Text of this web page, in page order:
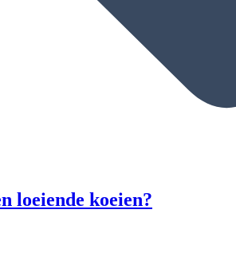
loeiende koeien?